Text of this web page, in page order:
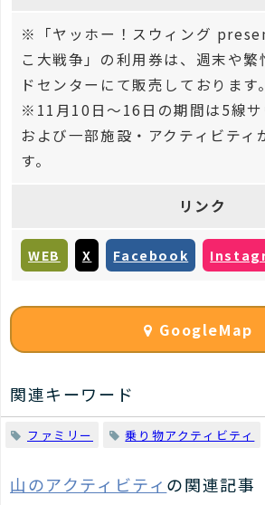
※「ヤッホー！スウィング
こ大戦争」の利用券は、週末や繁
ドセンターにて販売しております。
※11月10日～16日の期間は5線サ
および一部施設・アクティビティ
す。
リンク
WEB X Facebook
GoogleMap
関連キーワード
ファミリー 乗り物アクティビティ
山のアクティビティ の関連記事